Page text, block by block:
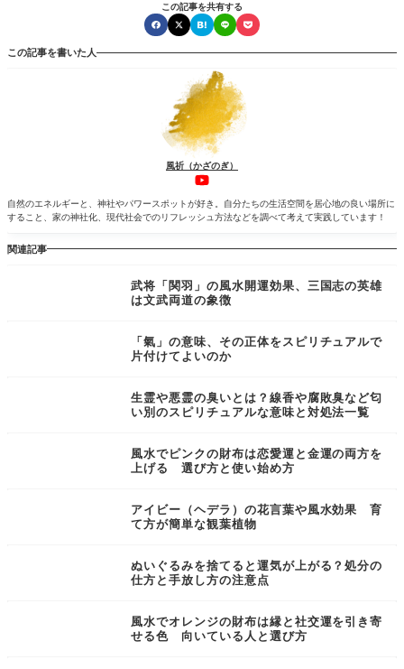
この記事を共有する
この記事を書いた人
風祈（かざのぎ）
自然のエネルギーと、神社やパワースポットが好き。自分たちの生活空間を居心地の良い場所に
すること、家の神社化、現代社会でのリフレッシュ方法などを調べて考えて実践しています！
関連記事
武将「関羽」の風水開運効果、三国志の英雄
は文武両道の象徴
「氣」の意味、その正体をスピリチュアルで
片付けてよいのか
生霊や悪霊の臭いとは？線香や腐敗臭など匂
い別のスピリチュアルな意味と対処法一覧
風水でピンクの財布は恋愛運と金運の両方を
上げる 選び方と使い始め方
アイビー（ヘデラ）の花言葉や風水効果 育
て方が簡単な観葉植物
ぬいぐるみを捨てると運気が上がる？処分の
仕方と手放し方の注意点
風水でオレンジの財布は縁と社交運を引き寄
せる色 向いている人と選び方